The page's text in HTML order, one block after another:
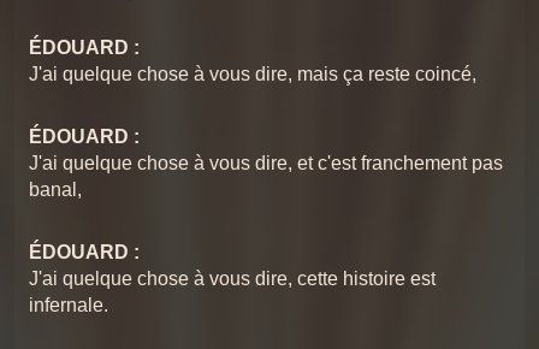
12 Je suis un cactus
14
13 Quand tu chantes
Chansons du Pschittt
16
15 Les cadeaux
ÉDOUARD :
J'ai quelque chose à vous dire, mais ça reste coincé,
ÉDOUARD :
J'ai quelque chose à vous dire, et c'est franchement pas
banal,
ÉDOUARD :
J'ai quelque chose à vous dire, cette histoire est
infernale.